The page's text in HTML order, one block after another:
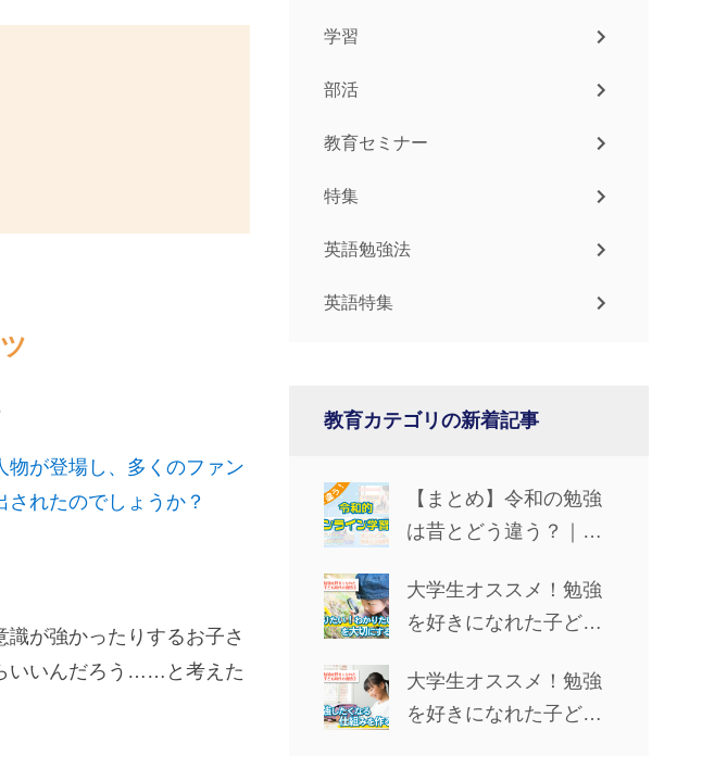
物が登場し、多くのファン
れたのでしょうか？
が強かったりするお子さ
いいんだろう……と考えた
学習
部活
教育セミナー
特集
英語勉強法
英語特集
教育カテゴリの新着記事
【まとめ】令和の勉強
は昔とどう違う？｜学
仲間とのつながりを解
説
大学生オススメ！勉強
を好きになれた子ども
たい！』『わかりた
い！』を大切にする」
大学生オススメ！勉強
を好きになれた子ども